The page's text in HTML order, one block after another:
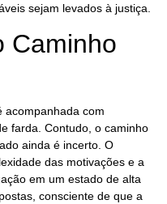
sejam levados à justiça.
Caminho
acompanhada com
farda. Contudo, o caminho
ainda é incerto. O
das motivações e a
em um estado de alta
consciente de que a